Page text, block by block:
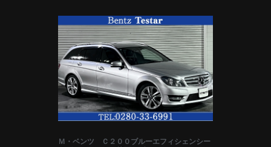
Ｍ・ベンツ Ｃ２００ブルーエフィシェンシー